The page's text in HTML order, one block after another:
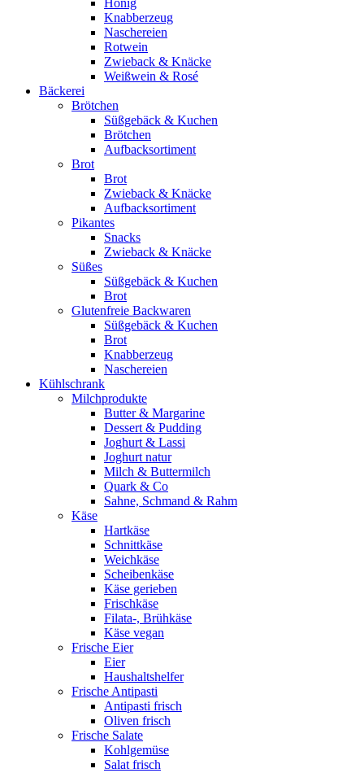
Honig
Knabberzeug
Naschereien
Rotwein
Zwieback & Knäcke
Weißwein & Rosé
Bäckerei
Brötchen
Süßgebäck & Kuchen
Brötchen
Aufbacksortiment
Brot
Brot
Zwieback & Knäcke
Aufbacksortiment
Pikantes
Snacks
Zwieback & Knäcke
Süßes
Süßgebäck & Kuchen
Brot
Glutenfreie Backwaren
Süßgebäck & Kuchen
Brot
Knabberzeug
Naschereien
Kühlschrank
Milchprodukte
Butter & Margarine
Dessert & Pudding
Joghurt & Lassi
Joghurt natur
Milch & Buttermilch
Quark & Co
Sahne, Schmand & Rahm
Käse
Hartkäse
Schnittkäse
Weichkäse
Scheibenkäse
Käse gerieben
Frischkäse
Filata-, Brühkäse
Käse vegan
Frische Eier
Eier
Haushaltshelfer
Frische Antipasti
Antipasti frisch
Oliven frisch
Frische Salate
Kohlgemüse
Salat frisch